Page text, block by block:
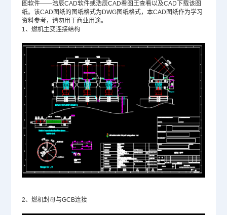
图软件——浩辰CAD软件或浩辰CAD看图王查看以及CAD下载该图
纸。 该CAD图纸的图纸格式为 DWG图纸格式，本CAD图纸作为学习
资料参考，请勿用于商业用途。
1、燃机主变连接结构
2、燃机封母与GCB连接